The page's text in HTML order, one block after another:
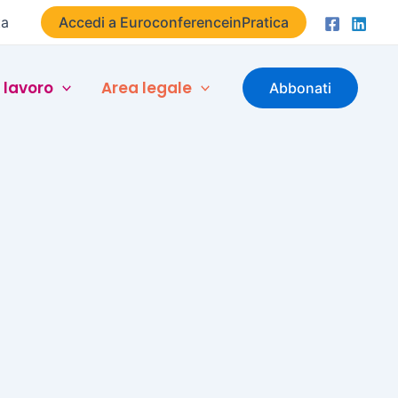
Accedi a EuroconferenceinPratica
lavoro Area legale Abbonati